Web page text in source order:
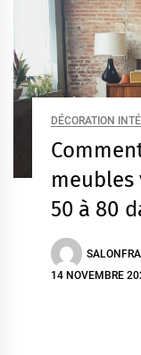
DÉCORATION
meubles
50 à 80
14 NOVEMBRE